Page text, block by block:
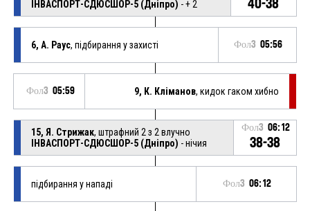
ІНВАСПОРТ-СДЮСШОР-5 (Дніпро) - + 2 40-38
6, А. Раус, підбирання у захисті Фол3 05:56
Фол3 05:59 9, К. Кліманов, кидок гаком хибно
15, Я. Стрижак, штрафний 2 з 2 влучно
ІНВАСПОРТ-СДЮСШОР-5 (Дніпро) - нічия
Фол3 06:12
38-38
підбирання у нападі Фол3 06:12